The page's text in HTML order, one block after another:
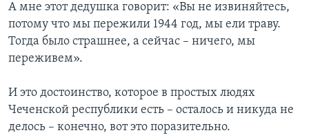
А мне этот дедушка говорит: «Вы не извиняйтесь,
потому что мы пережили 1944 год, мы ели траву.
Тогда было страшнее, а сейчас – ничего, мы
переживем».
И это достоинство, которое в простых людях
Чеченской республики есть – осталось и никуда не
делось – конечно, вот это поразительно.